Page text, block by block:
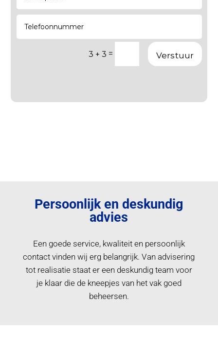
3 + 3 = Verstuur
Persoonlijk en deskundig
advies
Een goede service, kwaliteit en persoonlijk
contact vinden wij erg belangrijk. Van advisering
tot realisatie staat er een deskundig team voor
je klaar die de kneepjes van het vak goed
beheersen.